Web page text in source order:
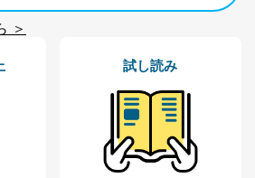
広告のため
処、オペレーター教育など応対品
＆
カスタマーQ＆Aサイトの投稿内容
ｅメール等によるカスタマーQ＆A
サイトのサービス内容のご案内の
＞
試し読み